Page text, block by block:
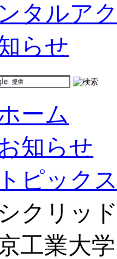
タルア
らせ
ーム
知らせ
トピックス
シクリッ
工業大学